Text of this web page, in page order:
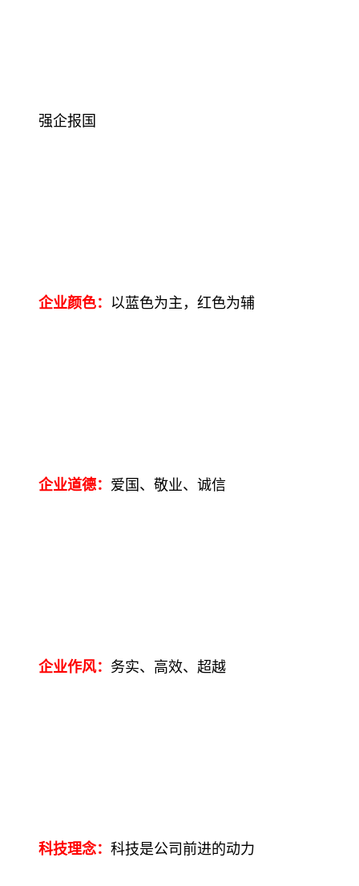
强企报国
企业颜色： 以蓝色为主，红色为辅
企业道德： 爱国、敬业、诚信
企业作风： 务实、高效、超越
科技理念： 科技是公司前进的动力